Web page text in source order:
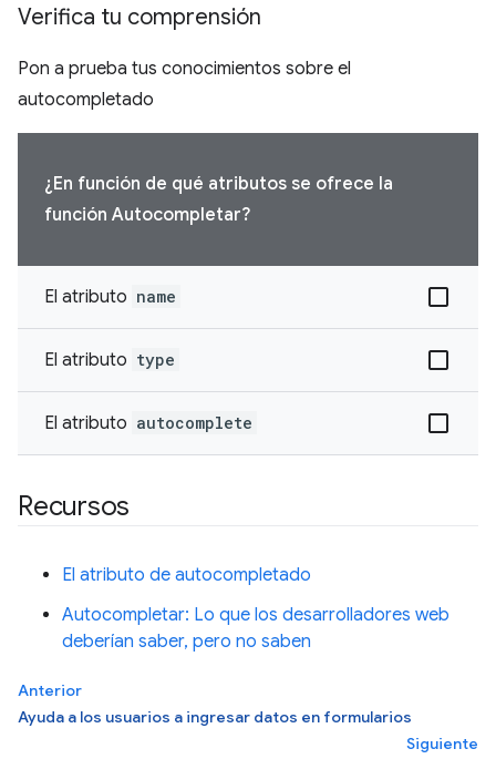
Verifica tu comprensión
Pon a prueba tus conocimientos sobre el
autocompletado
¿En función de qué atributos se ofrece la
función Autocompletar?
El atributo name
El atributo type
El atributo autocomplete
Recursos
El atributo de autocompletado
Autocompletar: Lo que los desarrolladores web
deberían saber, pero no saben
Anterior
Ayuda a los usuarios a ingresar datos en formularios
Siguiente